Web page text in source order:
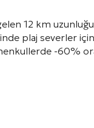
12 km
plaj severler
-60%